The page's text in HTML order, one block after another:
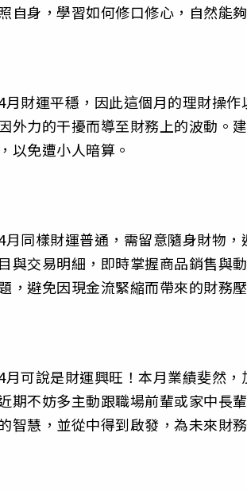
自身，學習如何修口修心，自然能
財運平穩，因此這個月的理財操
外力的干擾而導至財務上的波動。
以免遭小人暗算。
同樣財運普通，需留意隨身財物
與交易明細，即時掌握商品銷售與
，避免因現金流緊縮而帶來的財務壓
可說是財運興旺！本月業績斐然
期不妨多主動跟職場前輩或家中長
智慧，並從中得到啟發，為未來財